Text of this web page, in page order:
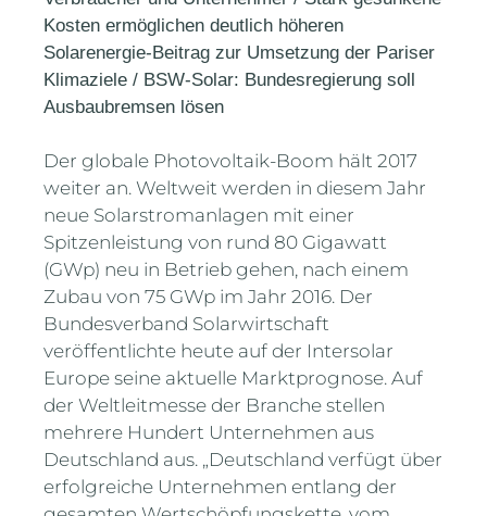
Kosten ermöglichen deutlich höheren
Solarenergie-Beitrag zur Umsetzung der Pariser
Klimaziele / BSW-Solar: Bundesregierung soll
Ausbaubremsen lösen
Der globale Photovoltaik-Boom hält 2017
weiter an. Weltweit werden in diesem Jahr
neue Solarstromanlagen mit einer
Spitzenleistung von rund 80 Gigawatt
(GWp) neu in Betrieb gehen, nach einem
Zubau von 75 GWp im Jahr 2016. Der
Bundesverband Solarwirtschaft
veröffentlichte heute auf der Intersolar
Europe seine aktuelle Marktprognose. Auf
der Weltleitmesse der Branche stellen
mehrere Hundert Unternehmen aus
Deutschland aus. „Deutschland verfügt über
erfolgreiche Unternehmen entlang der